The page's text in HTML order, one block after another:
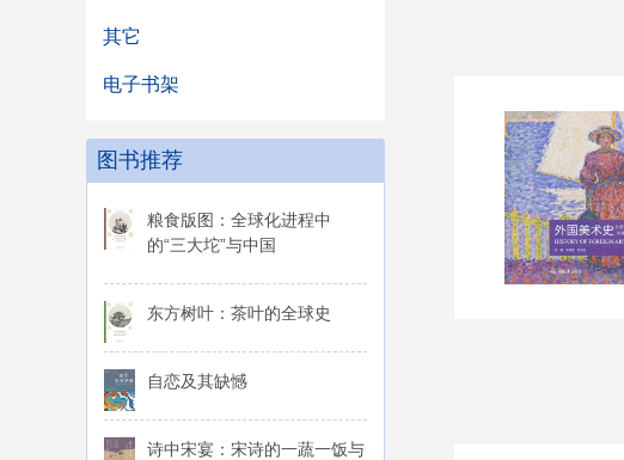
其它
电子书架
图书推荐
粮食版图：全球化进程中
的“三大坨”与中国
东方树叶：茶叶的全球史
自恋及其缺憾
诗中宋宴：宋诗的一蔬一饭与